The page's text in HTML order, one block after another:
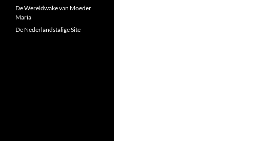
De Wereldwake van Moeder
Maria
De Nederlandstalige Site